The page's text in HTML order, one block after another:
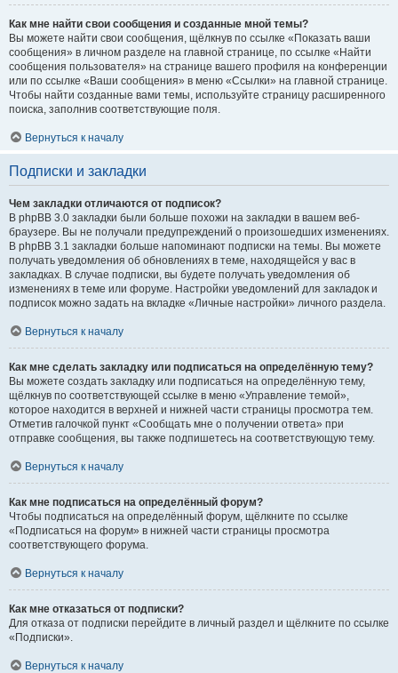
Как мне найти свои сообщения и созданные мной темы?
Вы можете найти свои сообщения, щёлкнув по ссылке «Показать ваши
сообщения» в личном разделе на главной странице, по ссылке «Найти
сообщения пользователя» на странице вашего профиля на конференции
или по ссылке «Ваши сообщения» в меню «Ссылки» на главной странице.
Чтобы найти созданные вами темы, используйте страницу расширенного
поиска, заполнив соответствующие поля.
Вернуться к началу
Подписки и закладки
Чем закладки отличаются от подписок?
В phpBB 3.0 закладки были больше похожи на закладки в вашем веб-
браузере. Вы не получали предупреждений о произошедших изменениях.
В phpBB 3.1 закладки больше напоминают подписки на темы. Вы можете
получать уведомления об обновлениях в теме, находящейся у вас в
закладках. В случае подписки, вы будете получать уведомления об
изменениях в теме или форуме. Настройки уведомлений для закладок и
подписок можно задать на вкладке «Личные настройки» личного раздела.
Вернуться к началу
Как мне сделать закладку или подписаться на определённую тему?
Вы можете создать закладку или подписаться на определённую тему,
щёлкнув по соответствующей ссылке в меню «Управление темой»,
которое находится в верхней и нижней части страницы просмотра тем.
Отметив галочкой пункт «Сообщать мне о получении ответа» при
отправке сообщения, вы также подпишетесь на соответствующую тему.
Вернуться к началу
Как мне подписаться на определённый форум?
Чтобы подписаться на определённый форум, щёлкните по ссылке
«Подписаться на форум» в нижней части страницы просмотра
соответствующего форума.
Вернуться к началу
Как мне отказаться от подписки?
Для отказа от подписки перейдите в личный раздел и щёлкните по ссылке
«Подписки».
Вернуться к началу